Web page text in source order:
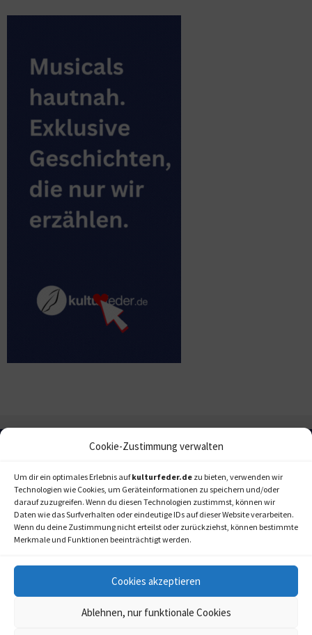
Cookie-Zustimmung verwalten
Um dir ein optimales Erlebnis aufkulturfeder.de zu bieten, verwenden wir
Technologien wie Cookies, um Geräteinformationen zu speichern und/oder
darauf zuzugreifen. Wenn du diesen Technologien zustimmst, können wir
Daten wie das Surfverhalten oder eindeutige IDs auf dieser Website verarbeiten.
Wenn du deine Zustimmung nicht erteilst oder zurückziehst, können bestimmte
Merkmale und Funktionen beeinträchtigt werden.
Cookies akzeptieren
Ablehnen, nur funktionale Cookies